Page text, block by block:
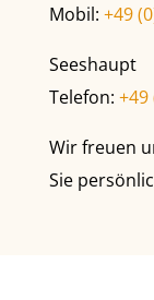
Mobil: +49
Seeshaupt
Telefon: +49
Wir freuen
Sie